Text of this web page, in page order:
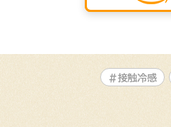
#接触冷感